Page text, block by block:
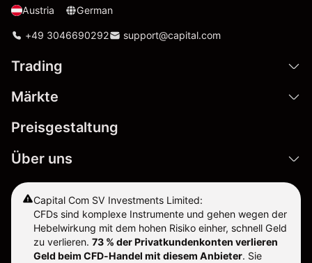
Austria German
+49 3046690292 support@capital.com
Trading
Märkte
Preisgestaltung
Über uns
Capital Com SV Investments Limited:
CFDs sind komplexe Instrumente und gehen wegen der
Hebelwirkung mit dem hohen Risiko einher, schnell Geld
zu verlieren. 73 % der Privatkundenkonten verlieren
Geld beim CFD-Handel mit diesem Anbieter. Sie